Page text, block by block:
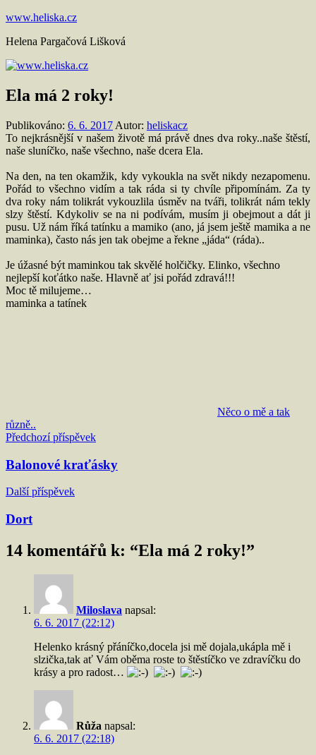
Přejít
obsahu
www.heliska.cz
Helena Pargačová Lišková
Ela má 2 roky!
Publikováno: 6. 6. 2017 Autor: heliskacz
To nejkrásnější v našem životě má právě dnes dva roky..naše štěstí,
naše sluníčko, naše všechno, naše dcera Ela.
Na den, na ten okamžik, kdy vykoukla na svět nikdy nezapomenu.
Pořád to všechno vidím a tak ráda si ty chvíle připomínám. Za ty
dva roky nám tolikrát vykouzlila úsměv na tváři, tolikrát nám tekly
slzy štěstí. Kdykoliv se na ni podívám, musím ji obejmout a dát ji
pusu. Už nám říká tatínku a mamiko (ano, já jsem ještě mamika a ne
maminka), často nás jen tak obejme a řekne „jáda“ (ráda)..
Je úžasné být maminkou tak skvělé holčičky. Elinko, všechno
nejlepší koťátko naše. Hlavně ať jsi pořád zdravá!!!
Moc tě milujeme…
maminka a tatínek
Něco o mě a tak
různě..
Navigace
pro
Předchozí příspěvek
Balonové kraťásky
Další příspěvek
Dort
14 komentářů k: “Ela má 2 roky!”
Miloslava napsal:
6. 6. 2017 (22:12)
Helenko krásný přáníčko,docela jsi mě dojala,ukápla mě i
slzička,tak ať Vám oběma roste to štěstíčko ve zdravíčku do
krásy a pro radost…
Růža napsal:
6. 6. 2017 (22:18)